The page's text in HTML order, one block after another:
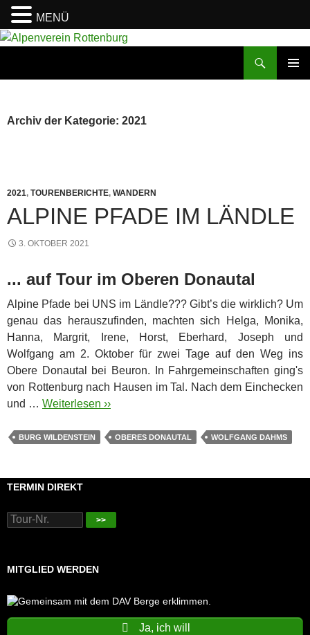
Zum
Archiv der Kategorie: 2021
2021, TOURENBERICHTE, WANDERN
ALPINE PFADE IM LÄNDLE
3. OKTOBER 2021
... auf Tour im Oberen Donautal
Alpine Pfade bei UNS im Ländle??? Gibt’s die wirklich? Um
genau das herauszufinden, machten sich Helga, Monika,
Hanna, Margrit, Irene, Horst, Eberhard, Joseph und
Wolfgang am 2. Oktober für zwei Tage auf den Weg ins
Obere Donautal bei Beuron. In Fahrgemeinschaften ging's
von Rottenburg nach Hausen im Tal. Nach dem Einchecken
und … Weiterlesen ››
BURG WILDENSTEIN OBERES DONAUTAL WOLFGANG DAHMS
TERMIN DIREKT
>>
MITGLIED WERDEN
Ja, ich will
MENÜ